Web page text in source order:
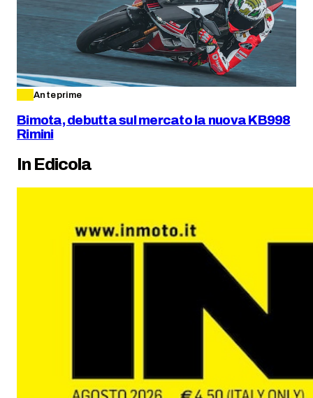
Anteprime
Bimota, debutta sul mercato la nuova KB998
Rimini
In Edicola